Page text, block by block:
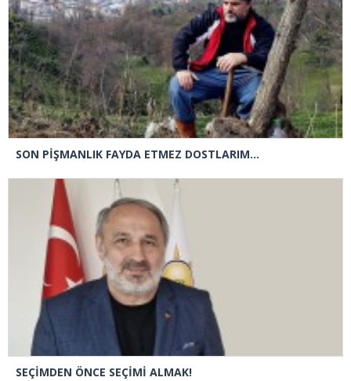
SON PİŞMANLIK FAYDA ETMEZ DOSTLARIM…
SEÇİMDEN ÖNCE SEÇİMİ ALMAK!